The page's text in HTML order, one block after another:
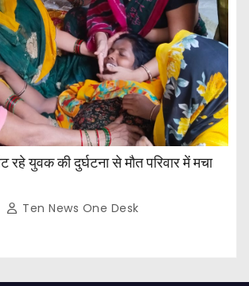
युवक की दुर्घटना से मौत परिवार में मचा
Ten News One Desk